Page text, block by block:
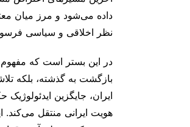
داده می‌شود و مرز میان
نظر اخلاقی و سیاسی
در این بستر است که
بازگشت به گذشته، بلکه
ایران، جایگزین
هویت ایرانی منتقل